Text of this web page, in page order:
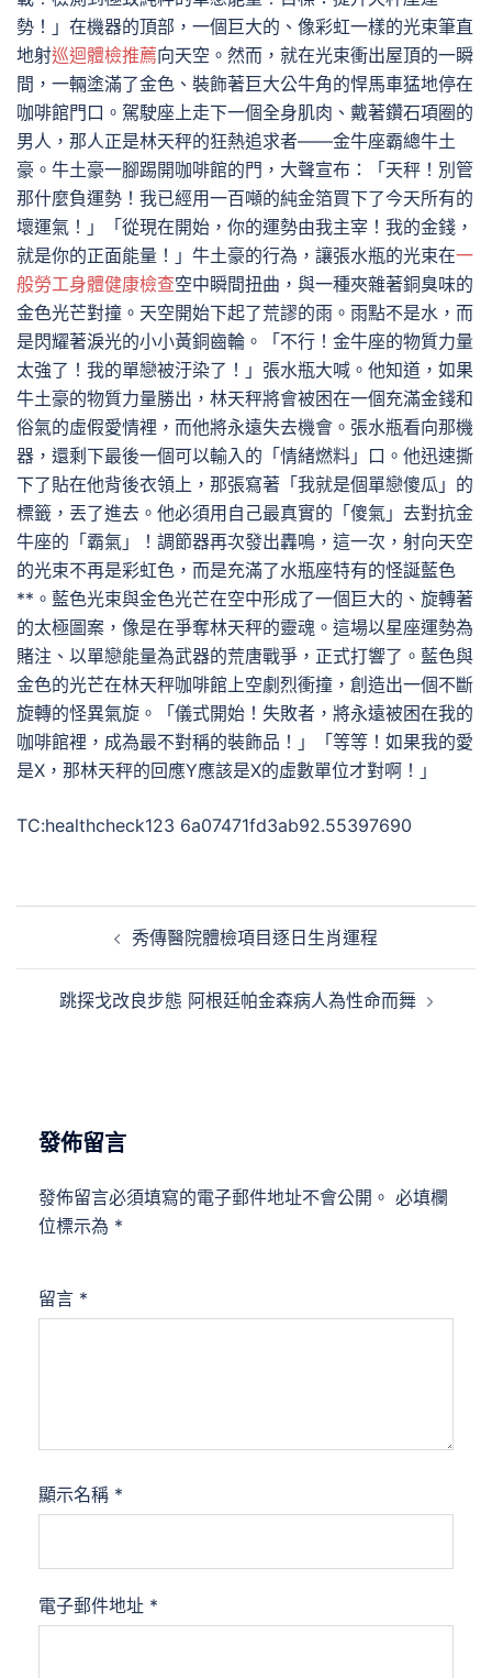
勢！」在機器的頂部，一個巨大的、像彩虹一樣的光束筆直
地射巡迴體檢推薦向天空。然而，就在光束衝出屋頂的一瞬
間，一輛塗滿了金色、裝飾著巨大公牛角的悍馬車猛地停在
咖啡館門口。駕駛座上走下一個全身肌肉、戴著鑽石項圈的
男人，那人正是林天秤的狂熱追求者——金牛座霸總牛土
豪。牛土豪一腳踢開咖啡館的門，大聲宣布：「天秤！別管
那什麼負運勢！我已經用一百噸的純金箔買下了今天所有的
壞運氣！」「從現在開始，你的運勢由我主宰！我的金錢，
就是你的正面能量！」牛土豪的行為，讓張水瓶的光束在一
般勞工身體健康檢查空中瞬間扭曲，與一種夾雜著銅臭味的
金色光芒對撞。天空開始下起了荒謬的雨。雨點不是水，而
是閃耀著淚光的小小黃銅齒輪。「不行！金牛座的物質力量
太強了！我的單戀被汙染了！」張水瓶大喊。他知道，如果
牛土豪的物質力量勝出，林天秤將會被困在一個充滿金錢和
俗氣的虛假愛情裡，而他將永遠失去機會。張水瓶看向那機
器，還剩下最後一個可以輸入的「情緒燃料」口。他迅速撕
下了貼在他背後衣領上，那張寫著「我就是個單戀傻瓜」的
標籤，丟了進去。他必須用自己最真實的「傻氣」去對抗金
牛座的「霸氣」！調節器再次發出轟鳴，這一次，射向天空
的光束不再是彩虹色，而是充滿了水瓶座特有的怪誕藍色
**。藍色光束與金色光芒在空中形成了一個巨大的、旋轉著
的太極圖案，像是在爭奪林天秤的靈魂。這場以星座運勢為
賭注、以單戀能量為武器的荒唐戰爭，正式打響了。藍色與
金色的光芒在林天秤咖啡館上空劇烈衝撞，創造出一個不斷
旋轉的怪異氣旋。「儀式開始！失敗者，將永遠被困在我的
咖啡館裡，成為最不對稱的裝飾品！」「等等！如果我的愛
是X，那林天秤的回應Y應該是X的虛數單位才對啊！」
TC:healthcheck123 6a07471fd3ab92.55397690
秀傳醫院體檢項目逐日生肖運程
跳探戈改良步態 阿根廷帕金森病人為性命而舞
發佈留言
發佈留言必須填寫的電子郵件地址不會公開。 必填欄
位標示為 *
留言 *
顯示名稱 *
電子郵件地址 *